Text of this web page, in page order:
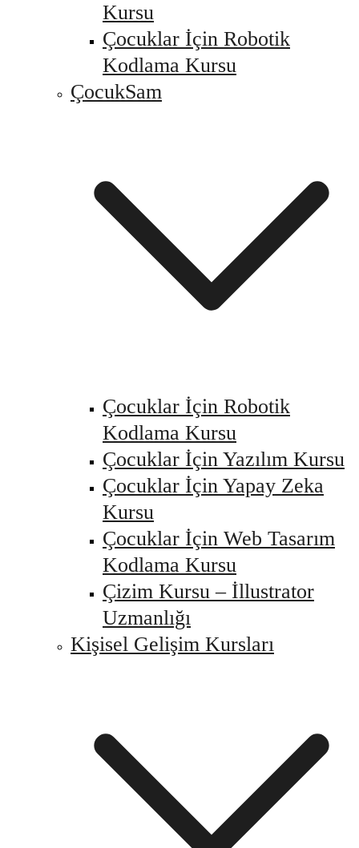
Kursu
Çocuklar İçin Robotik
Kodlama Kursu
ÇocukSam
Çocuklar İçin Robotik
Kodlama Kursu
Çocuklar İçin Yazılım Kursu
Çocuklar İçin Yapay Zeka
Kursu
Çocuklar İçin Web Tasarım
Kodlama Kursu
Çizim Kursu – İllustrator
Uzmanlığı
Kişisel Gelişim Kursları